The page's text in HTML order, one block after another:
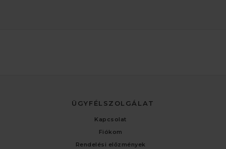
ÜGYFÉLSZOLGÁLAT
Kapcsolat
Fiókom
Rendelési előzmények